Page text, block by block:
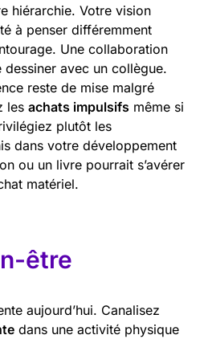
hiérarchie. Votre vision
à penser différemment
Une collaboration
dessiner avec un collègue.
reste de mise malgré
les achats impulsifs même si
plutôt les
dans votre développement
ou un livre pourrait s’avérer
matériel.
être
aujourd’hui. Canalisez
dans une activité physique